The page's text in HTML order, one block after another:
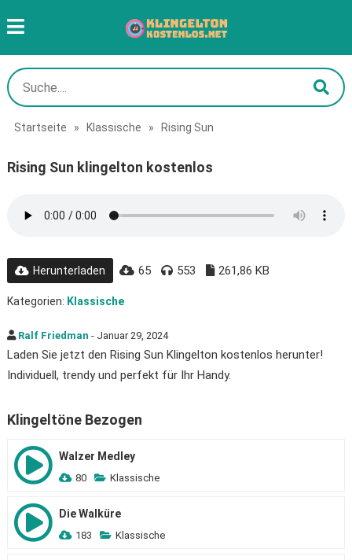
Startseite » Klassische » Rising Sun
Rising Sun klingelton kostenlos
Herunterladen 65 553 261,86 KB
Kategorien: Klassische
Ralf Friedman - Januar 29, 2024
Laden Sie jetzt den Rising Sun Klingelton kostenlos herunter!
Individuell, trendy und perfekt für Ihr Handy.
Klingeltöne Bezogen
Walzer Medley
80 Klassische
Die Walküre
183 Klassische